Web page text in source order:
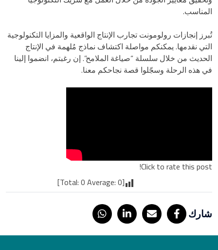
المناسب.
تُبرز إنجازات رولومونت تجارب الإنتاج الواقعية والمزايا التكنولوجية
التي نقدمها. يمكنكم مواصلة اكتشاف نماذج مُلهمة في الإنتاج
الحديث من خلال سلسلة “صياغة الملامح”. إن رغبتم، انضموا إلينا
في هذه الرحلة وسجّلوا قصة نجاحكم معنا.
Click to rate this post!
[Total:
0 Average: 0
]
شارك